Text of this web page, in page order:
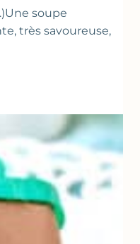
soupe
très savoureuse,